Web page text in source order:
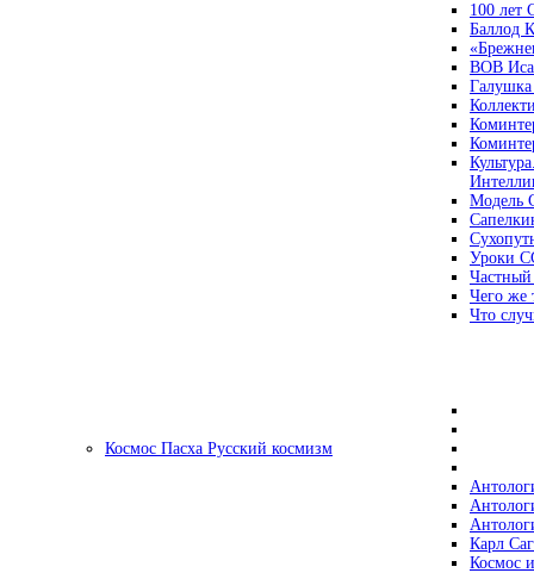
100 лет
Баллод
ВОВ
Модель
Уроки
Чего же
Что
Космос Пасха Русский космизм
Карл
Космос